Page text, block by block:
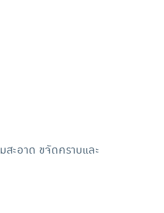
ะอาด ขจัดคราบและ